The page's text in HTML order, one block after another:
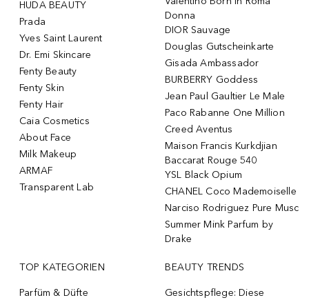
HUDA BEAUTY
Prada
Yves Saint Laurent
Dr. Emi Skincare
Fenty Beauty
Fenty Skin
Fenty Hair
Caia Cosmetics
About Face
Milk Makeup
ARMAF
Transparent Lab
Donna
DIOR Sauvage
Douglas Gutscheinkarte
Gisada Ambassador
BURBERRY Goddess
Jean Paul Gaultier Le Male
Paco Rabanne One Million
Creed Aventus
Maison Francis Kurkdjian
Baccarat Rouge 540
YSL Black Opium
CHANEL Coco Mademoiselle
Narciso Rodriguez Pure Musc
Summer Mink Parfum by
Drake
TOP KATEGORIEN
Parfüm & Düfte
BEAUTY TRENDS
Gesichtspflege: Diese